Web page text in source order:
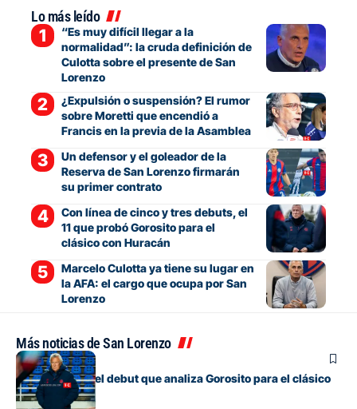
Lo más leído
“Es muy difícil llegar a la
normalidad”: la cruda definición de
Culotta sobre el presente de San
Lorenzo
¿Expulsión o suspensión? El rumor
sobre Moretti que encendió a
Francis en la previa de la Asamblea
Un defensor y el goleador de la
Reserva de San Lorenzo firmarán
su primer contrato
Con línea de cinco y tres debuts, el
11 que probó Gorosito para el
clásico con Huracán
Marcelo Culotta ya tiene su lugar en
la AFA: el cargo que ocupa por San
Lorenzo
Más noticias de San Lorenzo
Fútbol
Los cambios y el debut que analiza Gorosito para el clásico
con Huracán